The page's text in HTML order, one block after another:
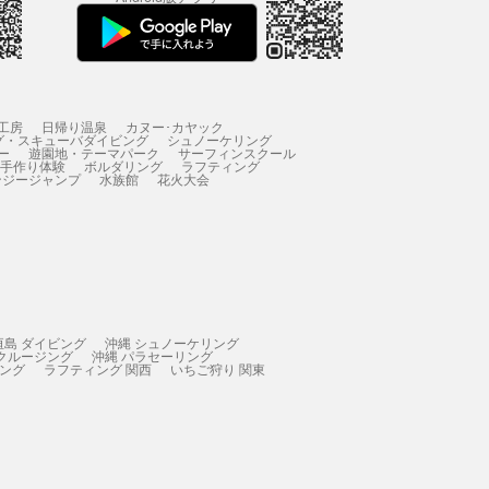
房 日帰り温泉 カヌー･カヤック
・スキューバダイビング シュノーケリング
遊園地・テーマパーク サーフィンスクール
作り体験 ボルダリング ラフティング
ージャンプ 水族館 花火大会
島 ダイビング 沖縄 シュノーケリング
ルージング 沖縄 パラセーリング
グ ラフティング 関西 いちご狩り 関東